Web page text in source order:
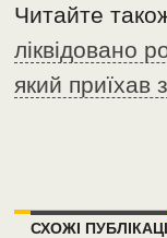
Читайте
ліквідовано
який приїхав
СХОЖІ